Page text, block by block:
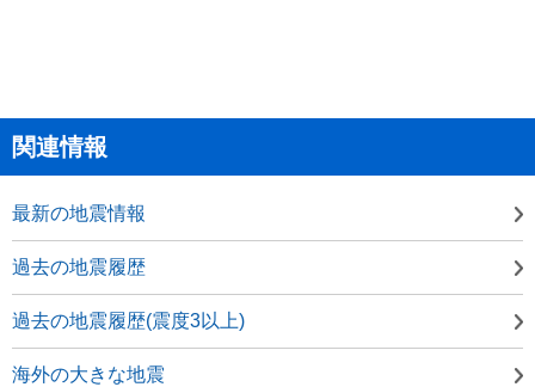
関連情報
最新の地震情報
過去の地震履歴
過去の地震履歴(震度3以上)
海外の大きな地震